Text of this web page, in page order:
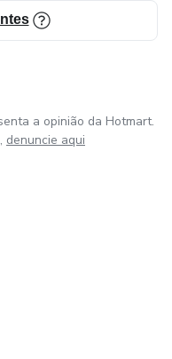
a opinião da Hotmart.
denuncie aqui